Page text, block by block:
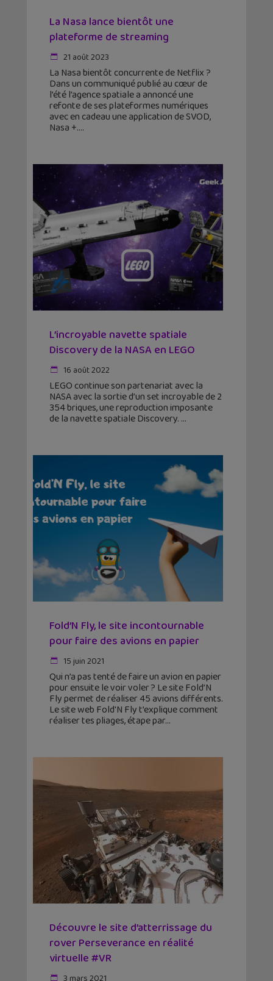
La Nasa lance bientôt une
plateforme de streaming
21 août 2023
La Nasa bientôt concurrente de Netflix ?
Dans un communiqué publié au cœur de
l’été l’agence spatiale a annoncé une
refonte de ses plateformes numériques
avec en cadeau une application de SVOD,
Nasa +.
L’incroyable navette spatiale
Discovery de la NASA en LEGO
16 août 2022
LEGO continue son partenariat avec la
NASA avec la sortie d’un set incroyable de 2
354 briques, une reproduction imposante
de la navette spatiale Discovery.
Fold’N Fly, le site incontournable
pour faire des avions en papier
15 juin 2021
Qui n’a pas tenté de faire un avion en papier
pour ensuite le voir voler ? Le site Fold’N
Fly permet de réaliser 45 avions différents.
Le site web Fold'N Fly t’explique comment
réaliser tes pliages, étape par
Découvre le site d’atterrissage du
rover Perseverance en réalité
virtuelle #VR